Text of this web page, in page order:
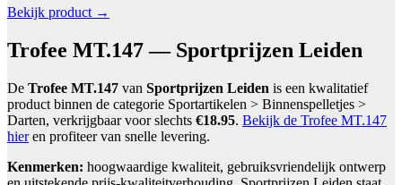
Bekijk product →
Trofee MT.147 — Sportprijzen Leiden
De Trofee MT.147 van Sportprijzen Leiden is een kwalitatief
product binnen de categorie Sportartikelen > Binnenspelletjes >
Darten, verkrijgbaar voor slechts €18.95. Bekijk de Trofee MT.147
hieren profiteer van snelle levering.
Kenmerken: hoogwaardige kwaliteit, gebruiksvriendelijk ontwerp